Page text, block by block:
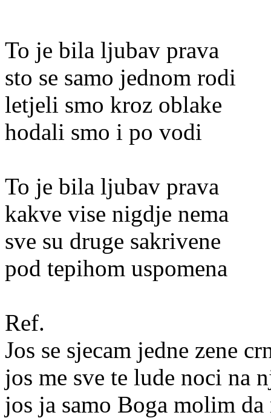
To je bila ljubav prava
sto se samo jednom rodi
letjeli smo kroz oblake
hodali smo i po vodi
To je bila ljubav prava
kakve vise nigdje nema
sve su druge sakrivene
pod tepihom uspomena
Ref.
Jos se sjecam jedne zene
jos me sve te lude noci na
jos ja samo Boga molim da